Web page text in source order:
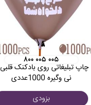
۸۰۰ ۰۰۵ ۰۰۵
چاپ تبلیغاتی روی بادکنک قلبی
نی وگیره 1000عددی
بزودی